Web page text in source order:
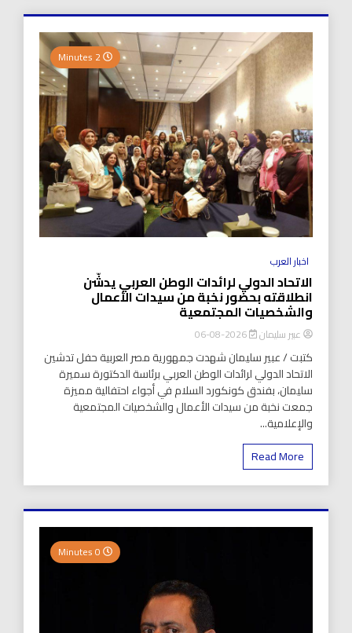
اخبار العرب
الاتحاد الدولي لرائدات الوطن العربي يدشّن
انطلاقته بحضور نخبة من سيدات الأعمال
والشخصيات المجتمعية
عبير سليمان 2026-08-06
كتبت / عبير سليمان شهدت جمهورية مصر العربية حفل تدشين
الاتحاد الدولي لرائدات الوطن العربي برئاسة الدكتورة سميرة
سليمان، بفندق كونكورد السلام في أجواء احتفالية مميزة
جمعت نخبة من سيدات الأعمال والشخصيات المجتمعية
والإعلامية...
Read More